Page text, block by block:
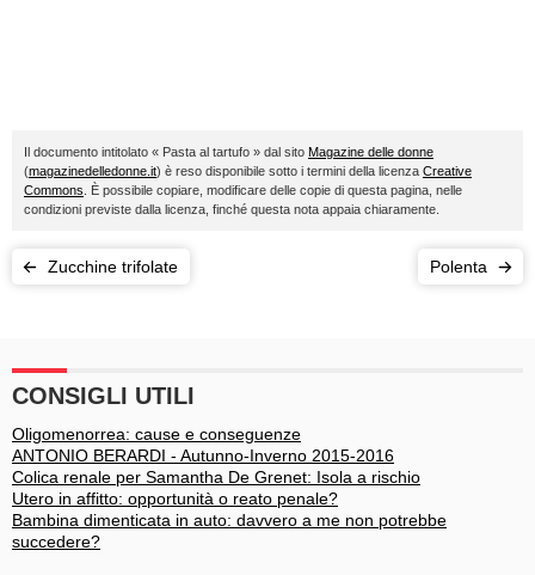
Il documento intitolato « Pasta al tartufo » dal sito Magazine delle donne
(magazinedelledonne.it) è reso disponibile sotto i termini della licenza Creative
Commons . È possibile copiare, modificare delle copie di questa pagina, nelle
condizioni previste dalla licenza, finché questa nota appaia chiaramente.
Zucchine trifolate Polenta
CONSIGLI UTILI
Oligomenorrea: cause e conseguenze
ANTONIO BERARDI - Autunno-Inverno 2015-2016
Colica renale per Samantha De Grenet: Isola a rischio
Utero in affitto: opportunità o reato penale?
Bambina dimenticata in auto: davvero a me non potrebbe
succedere?